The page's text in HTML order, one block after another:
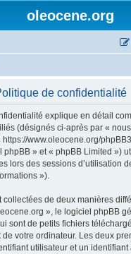
oleocene.org
de confidentialité
explique en détail
(désignés ci-après par «
www.oleocene.org/
phpBB » et « phpBB Limited »)
lors des sessions d’utilisation
»).
collectées de deux manières
», le logiciel phpBB
sont de petits fichiers
de votre ordinateur. Les deux
utilisateur et un